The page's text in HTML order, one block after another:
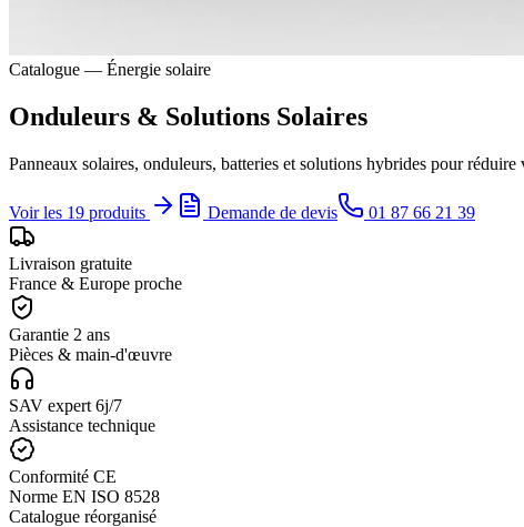
Catalogue — Énergie solaire
Onduleurs & Solutions Solaires
Panneaux solaires, onduleurs, batteries et solutions hybrides pour
Voir les 19 produits Demande de devis 01 87 66 21 39
Livraison gratuite
France & Europe proche
Garantie 2 ans
Pièces & main-d'œuvre
SAV expert 6j/7
Assistance technique
Conformité CE
Norme EN ISO 8528
Catalogue réorganisé